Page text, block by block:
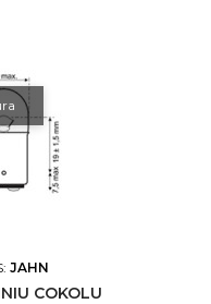
JAHN
COKOLU